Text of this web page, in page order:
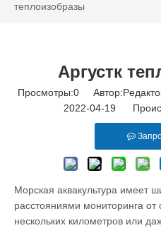
теплоизобразы
Аргустк
Просмотры:0
2022-04-19
Морская аквакультура имеет
расстояниями мониторинга
нескольких километров или